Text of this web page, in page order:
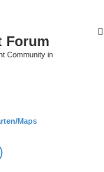
Forum
Community in
Maps